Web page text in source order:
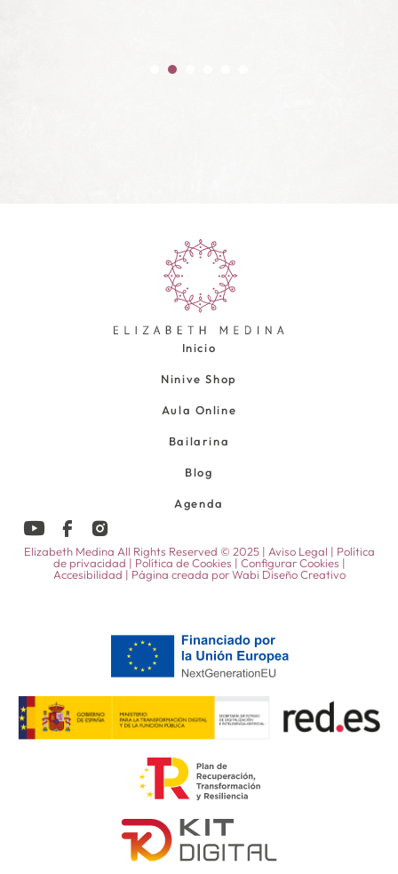
Inicio
Ninive Shop
Aula Online
Bailarina
Blog
Agenda
Elizabeth Medina All Rights Reserved © 2025 | Aviso Legal | Política
de privacidad | Política de Cookies | Configurar Cookies |
Accesibilidad | Página creada porWabi Diseño Creativo